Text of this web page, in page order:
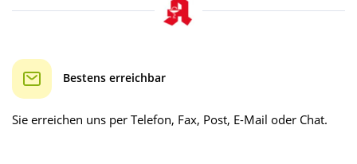
Bestens erreichbar
Sie erreichen uns per Telefon, Fax, Post, E-Mail oder Chat.